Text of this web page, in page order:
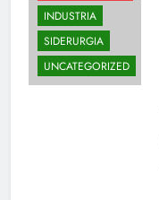
INDUSTRIA
SIDERURGIA
UNCATEGORIZED